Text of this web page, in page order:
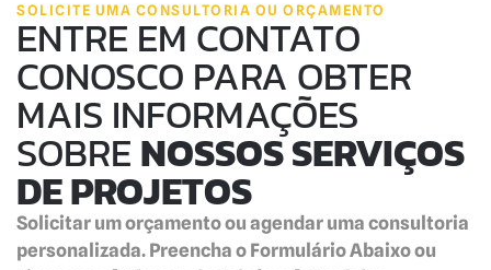
SOLICITE UMA CONSULTORIA OU ORÇAMENTO
ENTRE EM CONTATO
CONOSCO PARA OBTER
MAIS INFORMAÇÕES
SOBRENOSSOS SERVIÇOS
DE PROJETOS
Solicitar um orçamento ou agendar uma consultoria
personalizada. Preencha o Formulário Abaixo ou